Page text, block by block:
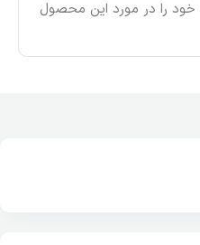
خود را در مورد این محصول